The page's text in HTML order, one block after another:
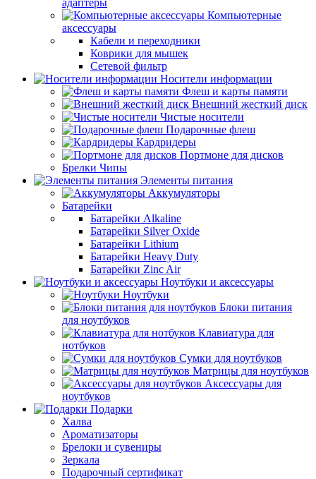
адаптеры
Компьютерные
аксессуары
Кабели и переходники
Коврики для мышек
Сетевой фильтр
Носители информации
Флеш и карты памяти
Внешний жесткий диск
Чистые носители
Подарочные флеш
Кардридеры
Портмоне для дисков
Брелки Чипы
Элементы питания
Аккумуляторы
Батарейки
Батарейки Alkaline
Батарейки Silver Oxide
Батарейки Lithium
Батарейки Heavy Duty
Батарейки Zinc Air
Ноутбуки и аксессуары
Ноутбуки
Блоки питания
для ноутбуков
Клавиатура для
нотбуков
Сумки для ноутбуков
Матрицы для ноутбуков
Аксессуары для
ноутбуков
Подарки
Халва
Ароматизаторы
Брелоки и сувениры
Зеркала
Подарочный сертификат